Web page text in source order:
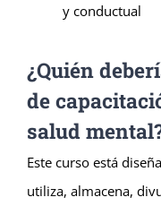
y conductual
¿Quién
de
salud
Este curso está
utiliza, almacena,